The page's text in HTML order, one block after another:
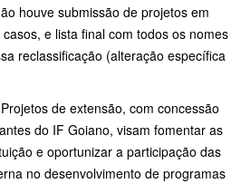
houve submissão de projetos em
e lista final com todos os nomes
reclassificação (alteração específica
de extensão, com concessão
do IF Goiano, visam fomentar as
e oportunizar a participação das
no desenvolvimento de programas